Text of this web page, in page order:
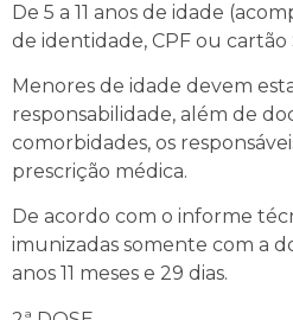
De 5 a 11 anos de idade
de identidade, CPF ou
Menores de idade devem
responsabilidade, além de
comorbidades, os
prescrição médica.
De acordo com o informe
imunizadas somente com a
anos 11 meses e 29 dias.